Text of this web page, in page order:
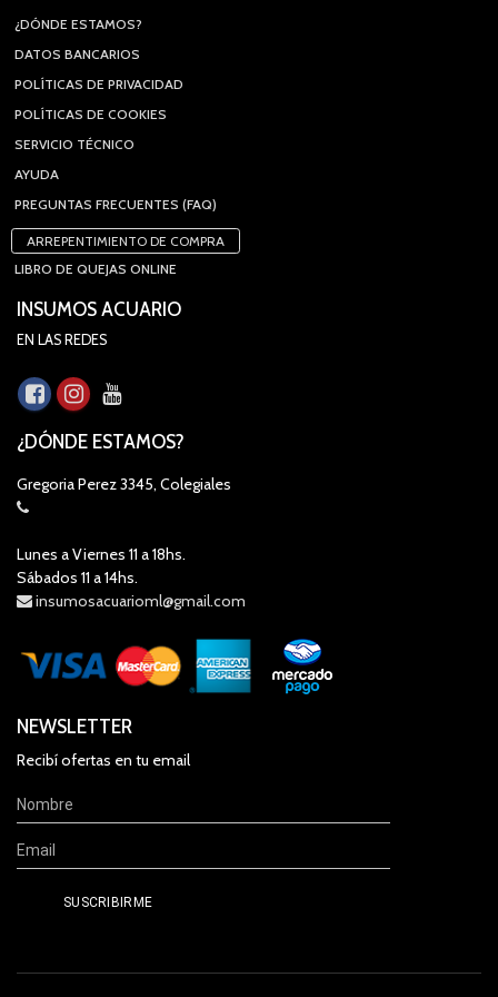
¿DÓNDE ESTAMOS?
DATOS BANCARIOS
POLÍTICAS DE PRIVACIDAD
POLÍTICAS DE COOKIES
SERVICIO TÉCNICO
AYUDA
PREGUNTAS FRECUENTES (FAQ)
ARREPENTIMIENTO DE COMPRA
LIBRO DE QUEJAS ONLINE
INSUMOS ACUARIO
EN LAS REDES
¿DÓNDE ESTAMOS?
Gregoria Perez 3345, Colegiales
Lunes a Viernes 11 a 18hs.
Sábados 11 a 14hs.
insumosacuarioml@gmail.com
NEWSLETTER
Recibí ofertas en tu email